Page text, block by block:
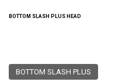
BOTTOM SLASH PLUS HEAD
BOTTOM SLASH PLUS